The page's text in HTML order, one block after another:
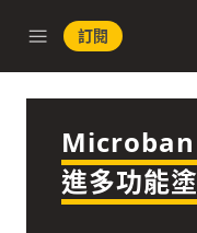
訂閱
Microban
進多功能